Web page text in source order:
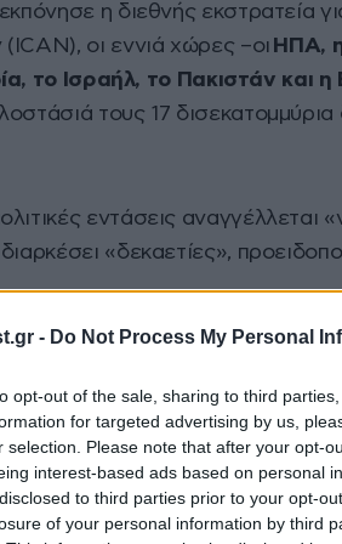
- Do Not Process My Personal
opt-out of the sale, sharing to third
for targeted advertising by us,
selection. Please note that after your opt-
interest-based ads based on personal
to third parties prior to your opt-
of your personal information by third
η διεθνής εκστρατεία
οι εννιά χώρες –οι ΗΠΑ,
το Ισραήλ, το Πακιστάν και
τους 17 δισεκατομμύρια
εντάσεις αναγγέλλεται
«δεκαετίες»,
που συνοδεύονται από
επιταχύνει τη λήψη απόφασης
ανησυχητικές, σύμφωνα με τη
εκ των συγγραφέων του
μιλώντας στο Γαλλικό